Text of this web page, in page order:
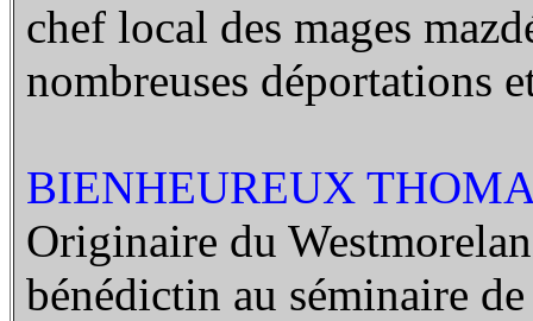
chef local des mages
nombreuses déportations
BIENHEUREUX
Originaire du
bénédictin au séminaire